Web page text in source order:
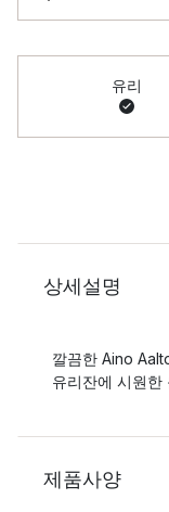
유리
상세설명
깔끔한 Aino
유리잔에 시원한
제품사양